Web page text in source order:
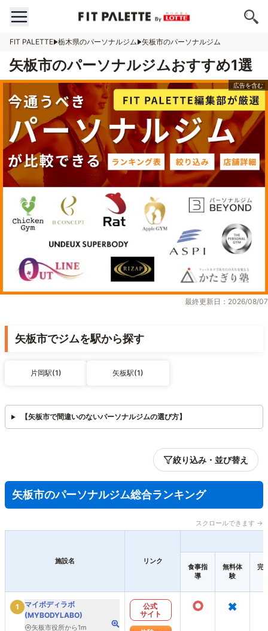
FIT PALETTE 栃木県のパーソナルジム 矢板市のパーソナルジム
矢板市のパーソナルジムおすすめ1選
最終更新日：2026/08/07
矢板市でジムを駅から探す
片岡駅(1) 矢板駅(1)
【矢板市で間違いのないパーソナルジムの選び方】
絞り込み・並び替え
矢板市のパーソナルジム総合ランキング
スクロールできます →
施設名 リンク
食事指
導
無料体
験
完
1
マイボディラボ
(MYBODYLABO)
矢板市役所から1m
公式
サイト
○ ×